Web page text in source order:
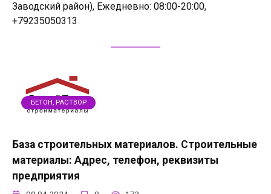
Заводский район), Ежедневно: 08:00-20:00,
+79235050313
БЕТОН, РАСТВОР
База строительных материалов. Строительные
материалы: Адрес, телефон, реквизиты
предприятия